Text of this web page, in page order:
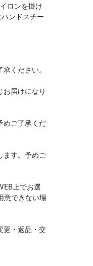
ロンを掛け
ンドスチー
ください。
お届けになり
めご了承くだ
ます。予めご
上でお選
意できない場
更・返品・交